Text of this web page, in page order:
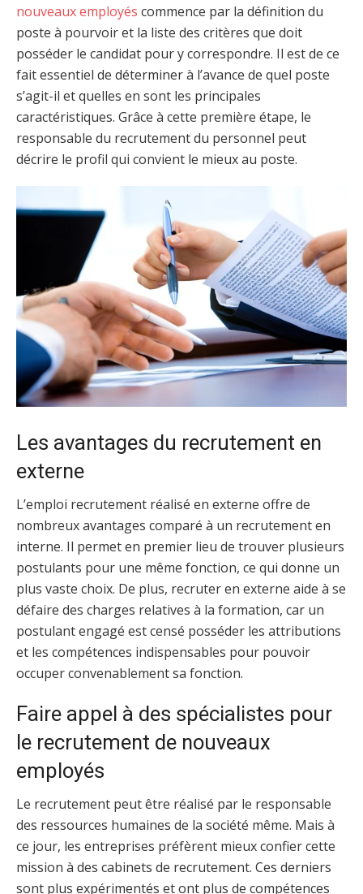
nouveaux employés commence par la définition du
poste à pourvoir et la liste des critères que doit
posséder le candidat pour y correspondre. Il est de ce
fait essentiel de déterminer à l’avance de quel poste
s’agit-il et quelles en sont les principales
caractéristiques. Grâce à cette première étape, le
responsable du recrutement du personnel peut
décrire le profil qui convient le mieux au poste.
Les avantages du recrutement en
externe
L’emploi recrutement réalisé en externe offre de
nombreux avantages comparé à un recrutement en
interne. Il permet en premier lieu de trouver plusieurs
postulants pour une même fonction, ce qui donne un
plus vaste choix. De plus, recruter en externe aide à se
défaire des charges relatives à la formation, car un
postulant engagé est censé posséder les attributions
et les compétences indispensables pour pouvoir
occuper convenablement sa fonction.
Faire appel à des spécialistes pour
le recrutement de nouveaux
employés
Le recrutement peut être réalisé par le responsable
des ressources humaines de la société même. Mais à
ce jour, les entreprises préfèrent mieux confier cette
mission à des cabinets de recrutement. Ces derniers
sont plus expérimentés et ont plus de compétences